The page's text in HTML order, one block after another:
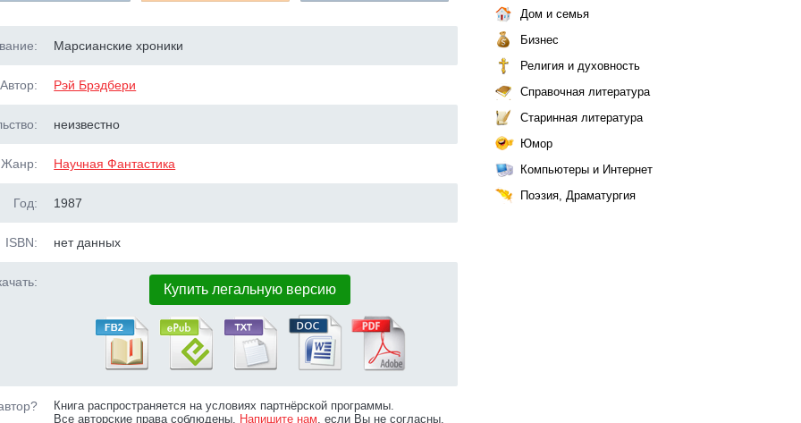
Марсианские хроники
Автор: Рэй Брэдбери
неизвестно
Жанр: Научная Фантастика
Год: 1987
ISBN: нет данных
Купить легальную версию
Книга распространяется на условиях партнёрской программы.
Все авторские права соблюдены. Напишите нам, если Вы не согласны.
Дом и семья
Бизнес
Религия и духовность
Справочная литература
Старинная литература
Юмор
Компьютеры и Интернет
Поэзия, Драматургия